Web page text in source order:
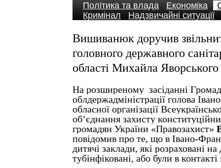
Політика та влада Економіка
Кримінал
Надзвичайні ситуації
Вишиванюк доручив
головного державного
області Михайла Яворського
На розширеному засіданні
облдержадміністрації голова
обласної організації
об’єднання захисту
громадян України «Правозахист»
повідомив про те, що в Івано-
дитячі заклади, які розраховані на
тубінфіковані, або були в